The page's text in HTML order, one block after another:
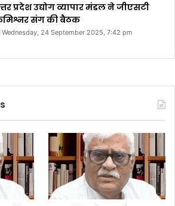
प्रदेश उद्योग व्यापार मंडल ने जीएसटी
संग की बैठक
Wednesday, 24 September 2025, 7:42 pm